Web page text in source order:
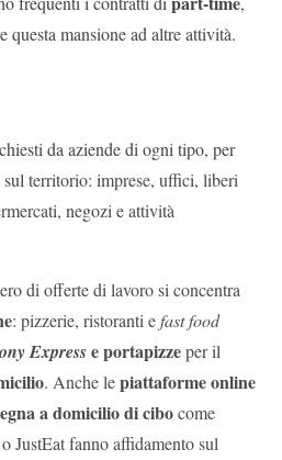
questa mansione ad altre attività.
da aziende di ogni tipo, per
territorio: imprese, uffici, liberi
negozi e attività
di offerte di lavoro si concentra
: pizzerie, ristoranti efast food
Expresse portapizzeper il
. Anche lepiattaforme online
a domicilio di cibocome
JustEat fanno affidamento sul